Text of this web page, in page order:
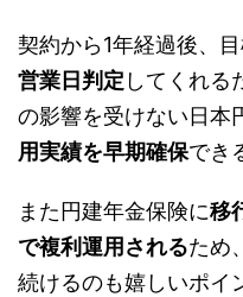
契約から1年経過後、
営業日判定 してくれる
の影響を受けない日本
用実績を早期確保でき
また円建年金保険に移
で複利運用されるため
続けるのも嬉しいポイ